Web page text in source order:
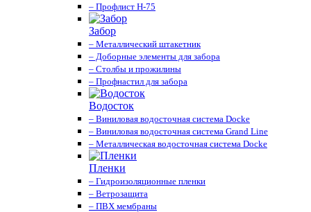
– Профлист Н-75
Забор
– Металлический штакетник
– Доборные элементы для забора
– Столбы и прожилины
– Профнастил для забора
Водосток
– Виниловая водосточная система Docke
– Виниловая водосточная система Grand Line
– Металлическая водосточная система Docke
Пленки
– Гидроизоляционные пленки
– Ветрозащита
– ПВХ мембраны